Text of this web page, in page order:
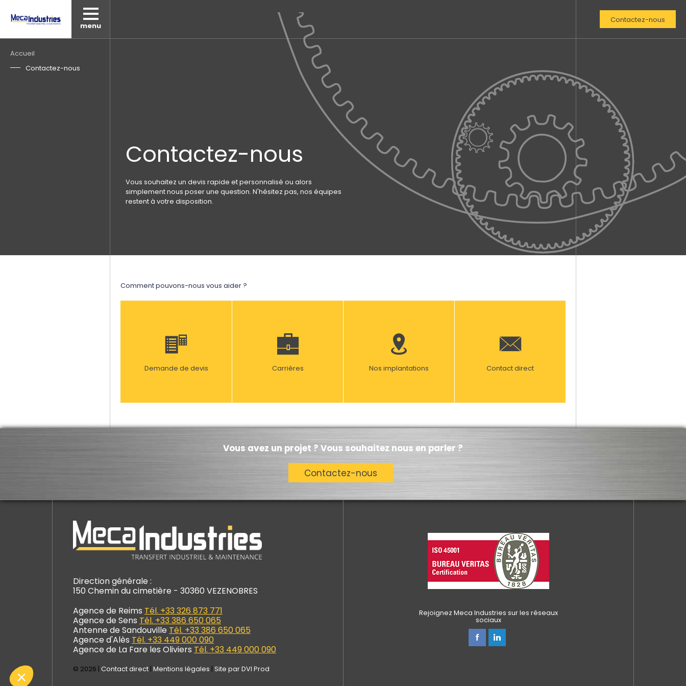
site web utilise
cookies sont utilisés pour personnaliser les annonces.
avant de vous déranger, mais on aimerait bien
accompagner pendant votre visite...
la politique de confidentialité
Consentements certifiés par
Je choisis OK pour moi
Notre plateforme vous permet d'adapter et de gérer vos paramètres de confidentialité, en garantissant la conformité avec les réglementations. Personnalisez vos préférences pour contrôler la manière dont vos informations sont
menu
Contactez-nous
Fil
Accueil
Contactez-nous
Contactez-nous
Vous souhaitez un devis rapide et personnalisé ou alors
simplement nous poser une question. N'hésitez pas, nos équipes
restent à votre disposition.
Comment pouvons-nous vous aider ?
Demande de devis Carrières Nos implantations Contact direct
Vous avez un projet ? Vous souhaitez nous en parler ?
Contactez-nous
Direction générale :
150 Chemin du cimetière - 30360 VEZENOBRES
Agence de Reims Tél. +33 326 873 771
Agence de Sens Tél. +33 386 650 065
Antenne de Sandouville Tél. +33 386 650 065
Agence d'Alès Tél. +33 449 000 090
Agence de La Fare les Oliviers Tél. +33 449 000 090
© 2026 | Contact direct | Mentions légales | Site par DVI Prod
Rejoignez Meca Industries sur les réseaux
sociaux